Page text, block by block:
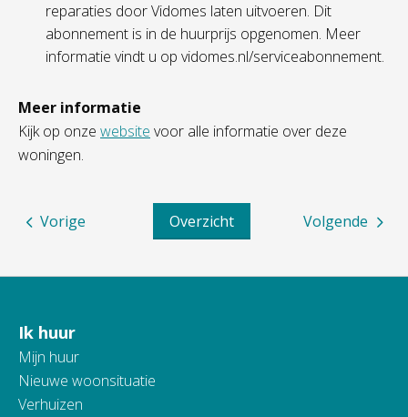
reparaties door Vidomes laten uitvoeren. Dit
abonnement is in de huurprijs opgenomen. Meer
informatie vindt u op vidomes.nl/serviceabonnement.
Meer informatie
Kijk op onze website voor alle informatie over deze
woningen.
Volgende
Overzicht
Vorige
Contactinformatie
Ik huur
Mijn huur
Nieuwe woonsituatie
Verhuizen